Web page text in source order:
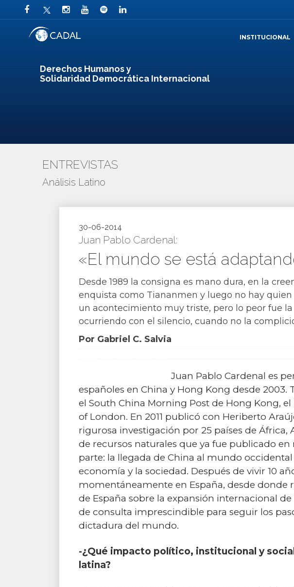
Derechos Humanos y
Solidaridad Democrática Internacional
INSTITUCIONAL
ENTREVISTAS
Análisis Latino
30-06-2014
Juan Pablo Cardenal:
«El mundo se está
Desde 1989 la consigna es mano dura, en la
enquista como Tiananmen y luego no hay
un acontecimiento muy triste, pero lo peor fue
ocurriendo con el silencio, cuando no la
Por Gabriel C. Salvia
Juan Pablo Cardenal es
españoles en China y Hong Kong desde
el South China Morning Post de Hong Kong,
of London. En 2011 publicó con Heriberto
rigurosa investigación por 25 países de África,
de recursos naturales que ya fue publicado
parte: la llegada de China al mundo
economía y la sociedad. Después de vivir 10
momentáneamente en España, desde donde
de España sobre la expansión internacional de
de consulta imprescindible para seguir los
dictadura del mundo.
-¿Qué impacto político, institucional y
latina?